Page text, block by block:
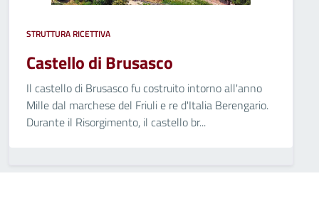
STRUTTURA RICETTIVA
Castello di Brusasco
Il castello di Brusasco fu costruito intorno all'anno
Mille dal marchese del Friuli e re d'Italia Berengario.
Durante il Risorgimento, il castello br...